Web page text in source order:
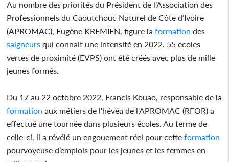
Au nombre des priorités du Président de l’Association des
Professionnels du Caoutchouc Naturel de Côte d’Ivoire
(APROMAC), Eugène KREMIEN, figure laformation des
saigneurs qui connait une intensité en 2022. 55 écoles
vertes de proximité (EVPS) ont été créés avec plus de mille
jeunes formés.
Du 17 au 22 octobre 2022, Francis Kouao, responsable de la
formation aux métiers de l'hévéa de l'APROMAC (RFOR) a
effectué une tournée dans plusieurs écoles. Au terme de
celle-ci, il a révélé un engouement réel pour cetteformation
pourvoyeuse d’emplois pour les jeunes et les femmes en